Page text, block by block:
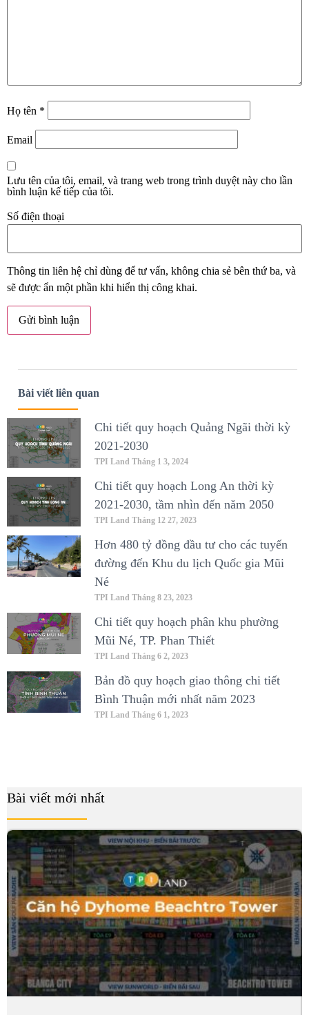
Họ tên *
Email
Lưu tên của tôi, email, và trang web trong trình duyệt này cho lần
bình luận kế tiếp của tôi.
Số điện thoại
Thông tin liên hệ chỉ dùng để tư vấn, không chia sẻ bên thứ ba, và
sẽ được ẩn một phần khi hiển thị công khai.
Bài viết liên quan
Chi tiết quy hoạch Quảng Ngãi thời kỳ
2021-2030
TPI Land Tháng 1 3, 2024
Chi tiết quy hoạch Long An thời kỳ
2021-2030, tầm nhìn đến năm 2050
TPI Land Tháng 12 27, 2023
Hơn 480 tỷ đồng đầu tư cho các tuyến
đường đến Khu du lịch Quốc gia Mũi
Né
TPI Land Tháng 8 23, 2023
Chi tiết quy hoạch phân khu phường
Mũi Né, TP. Phan Thiết
TPI Land Tháng 6 2, 2023
Bản đồ quy hoạch giao thông chi tiết
Bình Thuận mới nhất năm 2023
TPI Land Tháng 6 1, 2023
Bài viết mới nhất